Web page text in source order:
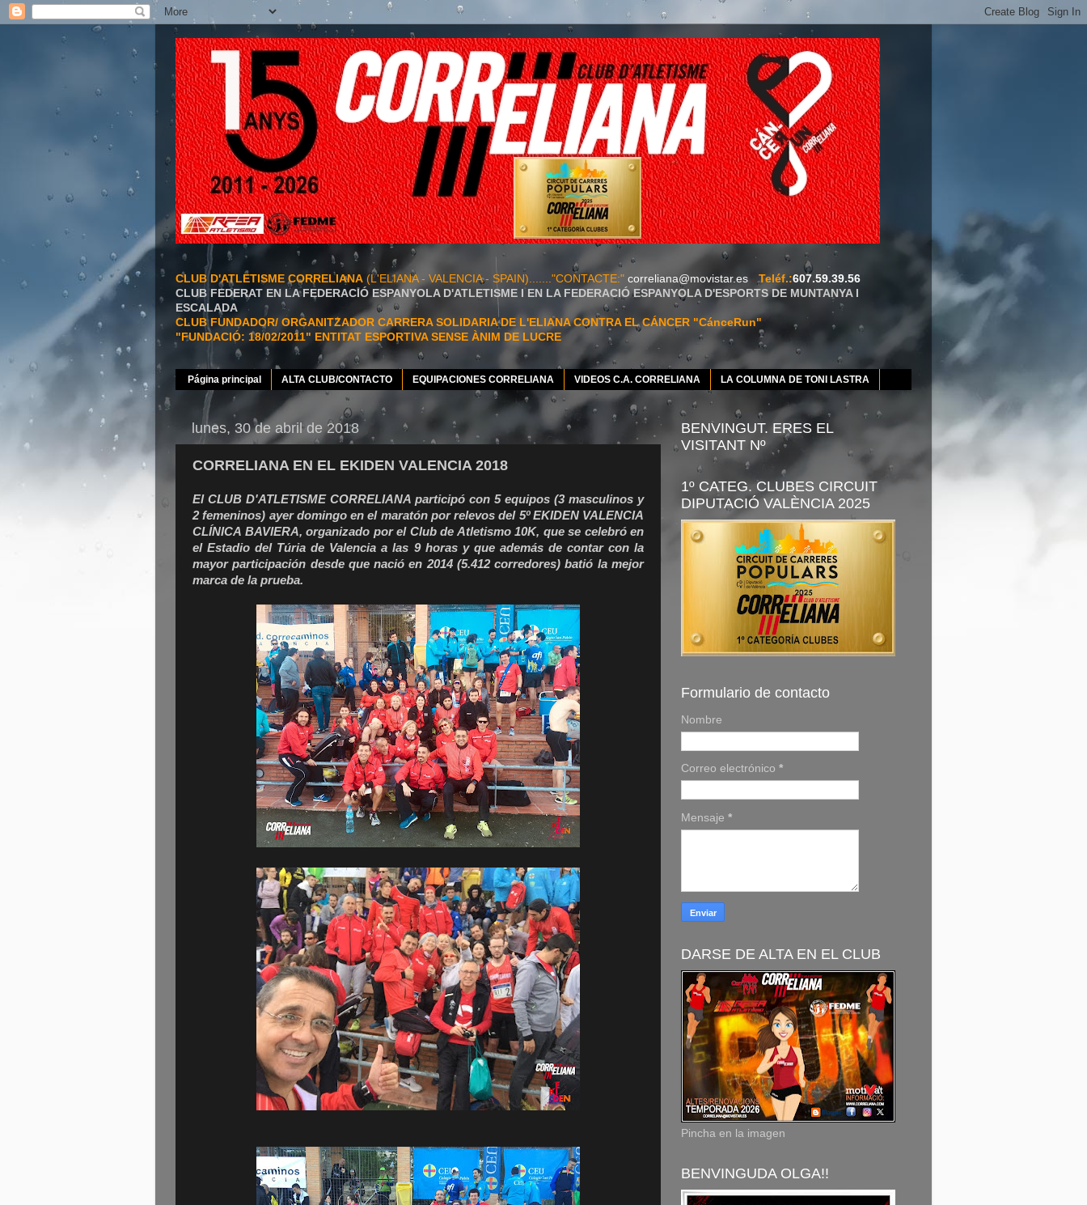
CLUB D'ATLETISME CORRELIANA (L'ELIANA - VALENCIA - SPAIN)......."CONTACTE:" correliana@movistar.es -Teléf.:607.59.39.56
CLUB FEDERAT EN LA FEDERACIÓ ESPANYOLA D'ATLETISME I EN LA FEDERACIÓ ESPANYOLA D'ESPORTS DE MUNTANYA I
ESCALADA
CLUB FUNDADOR/ ORGANITZADOR CARRERA SOLIDARIA DE L'ELIANA CONTRA EL CÁNCER "CánceRun"
"FUNDACIÓ: 18/02/2011" ENTITAT ESPORTIVA SENSE ÀNIM DE LUCRE
Página principal ALTA CLUB/CONTACTO EQUIPACIONES CORRELIANA VIDEOS C.A. CORRELIANA LA COLUMNA DE TONI LASTRA
lunes, 30 de abril de 2018
CORRELIANA EN EL EKIDEN VALENCIA 2018
El CLUB D'ATLETISME CORRELIANA participó con 5 equipos (3 masculinos y
2 femeninos) ayer domingo en el maratón por relevos del 5º EKIDEN VALENCIA
CLÍNICA BAVIERA, organizado por el Club de Atletismo 10K, que se celebró en
el Estadio del Túria de Valencia a las 9 horas y que además de contar con la
mayor participación desde que nació en 2014 (5.412 corredores) batió la mejor
marca de la prueba.
BENVINGUT. ERES EL
VISITANT Nº
1º CATEG. CLUBES CIRCUIT
DIPUTACIÓ VALÈNCIA 2025
Formulario de contacto
Nombre
Correo electrónico *
Mensaje *
DARSE DE ALTA EN EL CLUB
Pincha en la imagen
BENVINGUDA OLGA!!